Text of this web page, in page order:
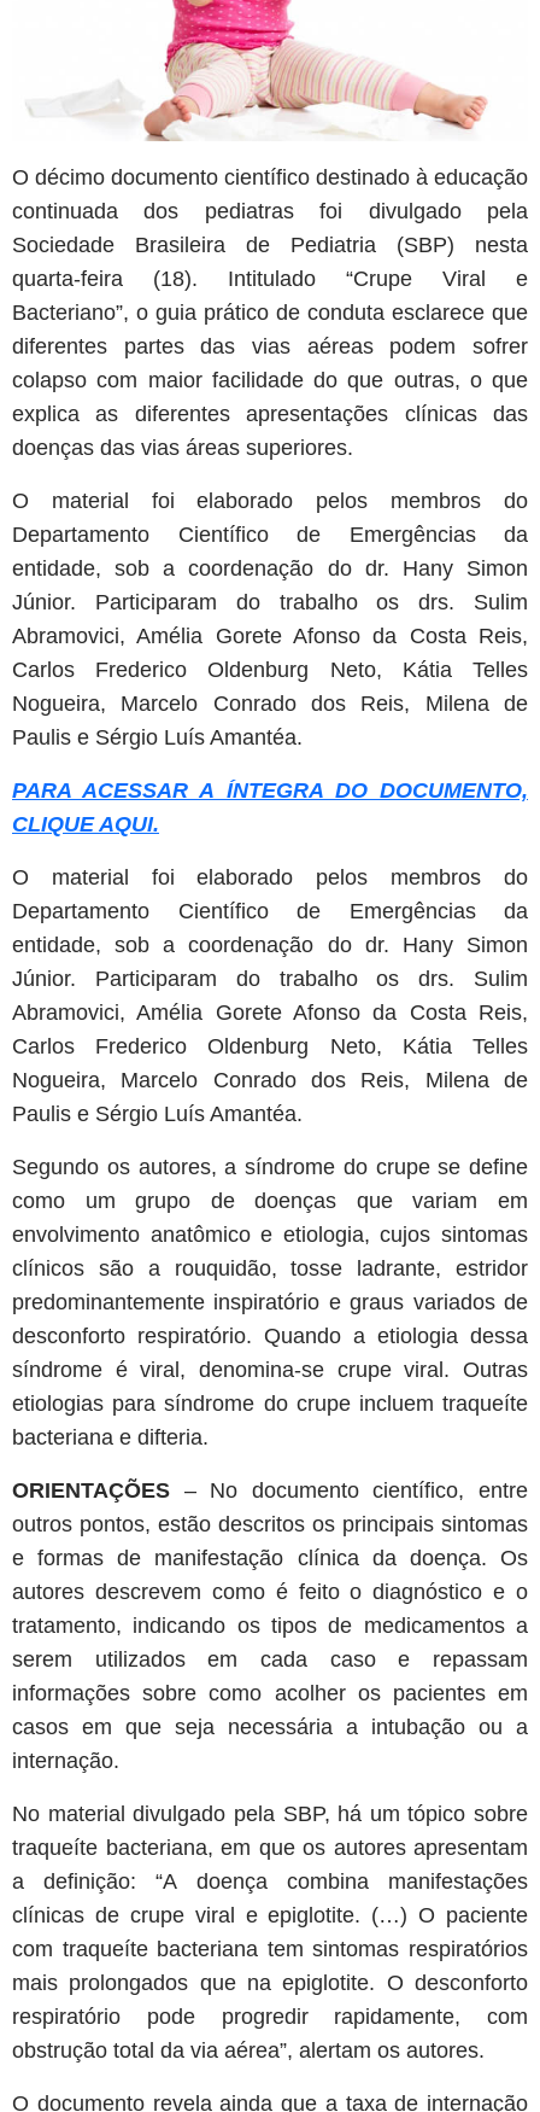
O décimo documento científico destinado à educação
continuada dos pediatras foi divulgado pela
Sociedade Brasileira de Pediatria (SBP) nesta
quarta-feira (18). Intitulado “Crupe Viral e
Bacteriano”, o guia prático de conduta esclarece que
diferentes partes das vias aéreas podem sofrer
colapso com maior facilidade do que outras, o que
explica as diferentes apresentações clínicas das
doenças das vias áreas superiores.
O material foi elaborado pelos membros do
Departamento Científico de Emergências da
entidade, sob a coordenação do dr. Hany Simon
Júnior. Participaram do trabalho os drs. Sulim
Abramovici, Amélia Gorete Afonso da Costa Reis,
Carlos Frederico Oldenburg Neto, Kátia Telles
Nogueira, Marcelo Conrado dos Reis, Milena de
Paulis e Sérgio Luís Amantéa.
PARA ACESSAR A ÍNTEGRA DO DOCUMENTO,
CLIQUE AQUI.
O material foi elaborado pelos membros do
Departamento Científico de Emergências da
entidade, sob a coordenação do dr. Hany Simon
Júnior. Participaram do trabalho os drs. Sulim
Abramovici, Amélia Gorete Afonso da Costa Reis,
Carlos Frederico Oldenburg Neto, Kátia Telles
Nogueira, Marcelo Conrado dos Reis, Milena de
Paulis e Sérgio Luís Amantéa.
Segundo os autores, a síndrome do crupe se define
como um grupo de doenças que variam em
envolvimento anatômico e etiologia, cujos sintomas
clínicos são a rouquidão, tosse ladrante, estridor
predominantemente inspiratório e graus variados de
desconforto respiratório. Quando a etiologia dessa
síndrome é viral, denomina-se crupe viral. Outras
etiologias para síndrome do crupe incluem traqueíte
bacteriana e difteria.
ORIENTAÇÕES – No documento científico, entre
outros pontos, estão descritos os principais sintomas
e formas de manifestação clínica da doença. Os
autores descrevem como é feito o diagnóstico e o
tratamento, indicando os tipos de medicamentos a
serem utilizados em cada caso e repassam
informações sobre como acolher os pacientes em
casos em que seja necessária a intubação ou a
internação.
No material divulgado pela SBP, há um tópico sobre
traqueíte bacteriana, em que os autores apresentam
a definição: “A doença combina manifestações
clínicas de crupe viral e epiglotite. (…) O paciente
com traqueíte bacteriana tem sintomas respiratórios
mais prolongados que na epiglotite. O desconforto
respiratório pode progredir rapidamente, com
obstrução total da via aérea”, alertam os autores.
O documento revela ainda que a taxa de internação